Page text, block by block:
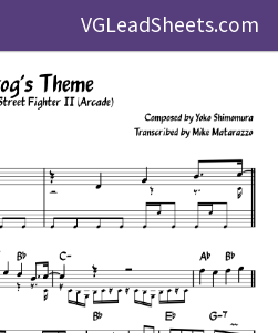
VGLeadSheets.com